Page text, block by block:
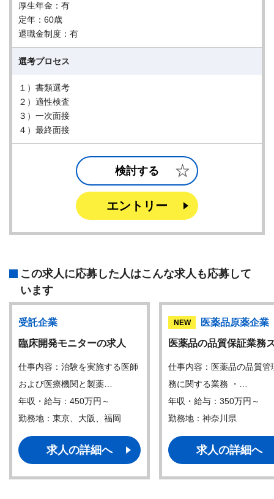
厚生年金：有
定年：60歳
退職金制度：有
選考プロセス
１）書類選考
２）適性検査
３）一次面接
４）最終面接
検討する
エントリー
この求人に応募した人はこんな求人も応募して
います
受託企業
臨床開発モニターの求人
仕事内容：治験を実施する医師
および医療機関と製薬…
年収・給与：450万円～
勤務地：東京、大阪、福岡
求人の詳細へ
NEW
医薬品原薬企業
医薬品の品質保証業務
仕事内容：医薬品の品質管
務に関する業務 ・…
年収・給与：350万円～
勤務地：神奈川県
求人の詳細へ